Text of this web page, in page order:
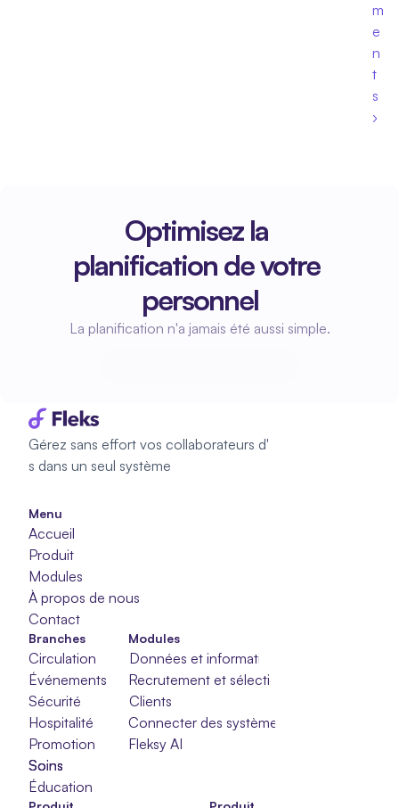
m
e
n
t
s
›
Optimisez la
planification de votre
personnel
La planification n'a jamais été aussi simple.
Gérez sans effort vos collaborateurs d'
s dans un seul système
Menu
Accueil
Produit
Modules
À propos de nous
Contact
Modules
Données et informations
Recrutement et sélection
Clients
Connecter des systèmes
Fleksy AI
Branches
Circulation
Événements
Sécurité
Hospitalité
Promotion
Soins
Soins
Soins
Éducation